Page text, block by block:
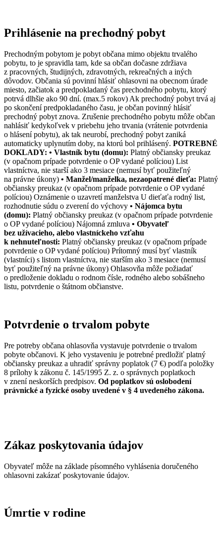
Prihlásenie na prechodný pobyt
Prechodným pobytom je pobyt občana mimo objektu trvalého
pobytu, to je spravidla tam, kde sa občan dočasne zdržiava
z pracovných, študijných, zdravotných, rekreačných a iných
dôvodov. Občania sú povinní hlásiť ohlasovni na obecnom úrade
miesto, začiatok a predpokladaný čas prechodného pobytu, ktorý
potrvá dlhšie ako 90 dní. (max.5 rokov) Ak prechodný pobyt trvá aj
po skončení predpokladaného času, je občan povinný hlásiť
prechodný pobyt znova. Zrušenie prechodného pobytu môže občan
nahlásiť kedykoľvek v priebehu jeho trvania (vrátenie potvrdenia
o hlásení pobytu), ak tak neurobí, prechodný pobyt zaniká
automaticky uplynutím doby, na ktorú bol prihlásený. POTREBNÉ
DOKLADY: • Vlastník bytu (domu): Platný občiansky preukaz
(v opačnom prípade potvrdenie o OP vydané políciou) List
vlastníctva, nie starší ako 3 mesiace (nemusí byť použiteľný
na právne úkony) • Manžel/manželka, nezaopatrené dieťa: Platný
občiansky preukaz (v opačnom prípade potvrdenie o OP vydané
políciou) Oznámenie o uzavretí manželstva U dieťaťa rodný list,
rozhodnutie súdu o zverení do výchovy • Nájomca bytu
(domu): Platný občiansky preukaz (v opačnom prípade potvrdenie
o OP vydané políciou) Nájomná zmluva • Obyvateľ
bez užívacieho, alebo vlastníckeho vzťahu
k nehnuteľnosti: Platný občiansky preukaz (v opačnom prípade
potvrdenie o OP vydané políciou) Prítomný musí byť vlastník
(vlastníci) s listom vlastníctva, nie starším ako 3 mesiace (nemusí
byť použiteľný na právne úkony) Ohlasovňa môže požiadať
o predloženie dokladu o rodnom čísle, rodného alebo sobášneho
listu, potvrdenie o štátnom občianstve.
Potvrdenie o trvalom pobyte
Pre potreby občana ohlasovňa vystavuje potvrdenie o trvalom
pobyte občanovi. K jeho vystaveniu je potrebné predložiť platný
občiansky preukaz a uhradiť správny poplatok (7 €) podľa položky
8 prílohy k zákonu č. 145/1995 Z. z. o správnych poplatkoch
v znení neskorších predpisov. Od poplatkov sú oslobodení
právnické a fyzické osoby uvedené v § 4 uvedeného zákona.
Zákaz poskytovania údajov
Obyvateľ môže na základe písomného vyhlásenia doručeného
ohlasovni zakázať poskytovanie údajov.
Úmrtie v rodine